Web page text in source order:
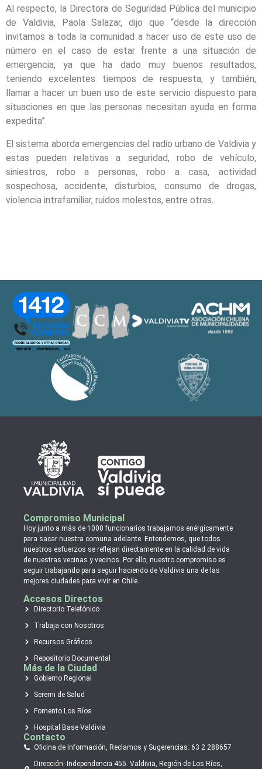
Al respecto, la Directora de Seguridad Pública del municipio
de Valdivia, Paola Salazar, dijo que “desde la dirección
invitamos a toda la comunidad a hacer uso de este uso de
número en el caso de estar frente a una situación de
emergencia, ya que ha dado muy buenos resultados,
teniendo excelentes tiempos de respuesta, y también,
llamar a hacer un buen uso de este servicio dispuesto para
situaciones en que las personas necesitan ayuda en forma
expedita”.
El sistema aborda emergencias del radio urbano de Valdivia y
estas pueden relativas a seguridad, robo de vehículo,
siniestros, robo a personas, robo a casa, actividad
sospechosa, accidente, disturbios, consumo de drogas,
violencia intrafamiliar, ruidos molestos, entre otras.
Compromiso Municipal
Hoy junto a más de 1000 funcionarios trabajamos enérgicamente
para sacar nuestra comuna adelante. Entendemos, que todos
nuestros esfuerzos se reflejan directamente en la calidad de vida
de nuestras vecinas y vecinos. Por ello, nuestro compromiso es
seguir trabajando para seguir haciendo de Valdivia una de las
mejores ciudades para vivir en Chile.
Accesos Directos
Directorio Telefónico
Trabaja con Nosotros
Recursos Gráficos
Repositorio Documental
Más de la Ciudad
Gobierno Regional
Seremi de Salud
Fomento Los Ríos
Hospital Base Valdivia
Contacto
Oficina de Información, Reclamos y Sugerencias: 63 2 288657
Dirección: Independencia 455. Valdivia, Región de Los Ríos,